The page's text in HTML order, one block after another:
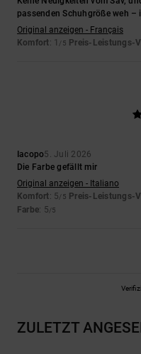
passenden Schuhgröße weh
Original anzeigen - Français
Komfort: 1 /5 Preis-Leistungs-
Iacopo5. Juli 2026
Die Farbe gefällt mir
Original anzeigen - Italiano
Komfort: 5/5 Preis-Leistungs-
Farbe: 5/5
ZULETZT